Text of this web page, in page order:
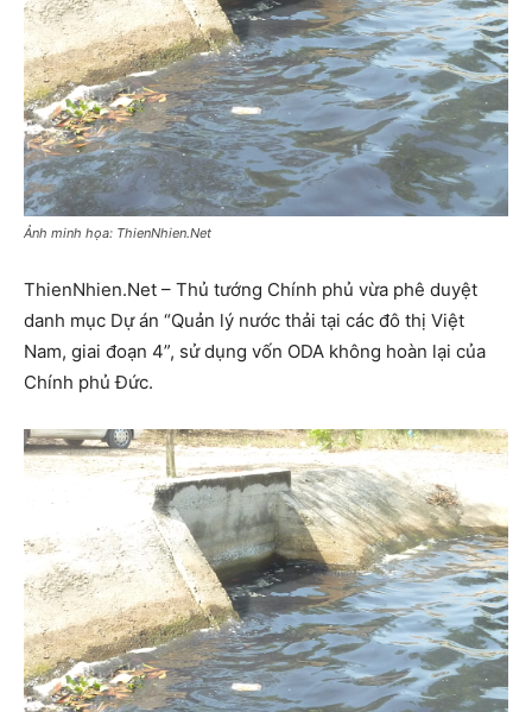
Ảnh minh họa: ThienNhien.Net
ThienNhien.Net – Thủ tướng Chính phủ vừa phê duyệt
danh mục Dự án “Quản lý nước thải tại các đô thị Việt
Nam, giai đoạn 4”, sử dụng vốn ODA không hoàn lại của
Chính phủ Đức.